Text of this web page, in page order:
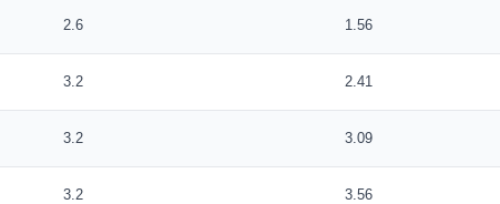
2.6 1.56
3.2 2.41
3.2 3.09
3.2 3.56